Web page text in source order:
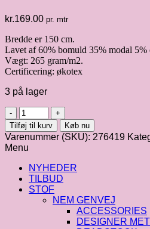
kr.169.00 pr. mtr
Bredde er 150 cm.
Lavet af 60% bomuld 35% modal 5%
Vægt: 265 gram/m2.
Certificering: økotex
3 på lager
Isoli
"Floating
Leo
by
Thorsten
Berger"
antal
Tilføj til kurv Køb nu
Varenummer (SKU): 276419
Menu
NYHEDER
TILBUD
STOF
NEM GENVEJ
ACCESSORIES
DESIGNER